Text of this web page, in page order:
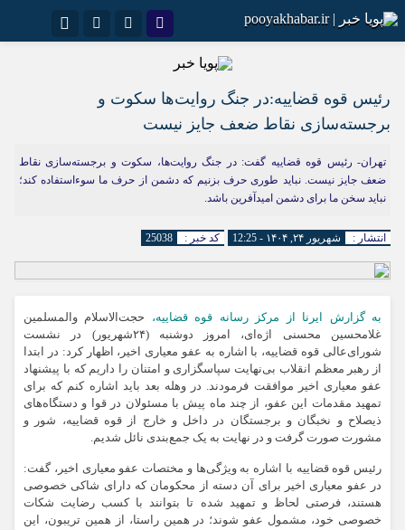
سروش ایتا
آپارات اپلیکیشن رمز عبور
مرا به خاطر بسپار
رئیس قوه قضاییه:در جنگ روایت‌ها سکوت و
برجسته‌سازی نقاط ضعف جایز نیست
تهران- رئیس قوه قضاییه گفت: در جنگ روایت‌ها، سکوت و برجسته‌سازی نقاط
ضعف جایز نیست. نباید طوری حرف بزنیم که دشمن از حرف ما سوء‌استفاده کند؛
نباید سخن ما برای دشمن امیدآفرین باشد.
انتشار : شهریور ۲۴, ۱۴۰۴ - 12:25 کد خبر : 25038
به گزارش ایرنا از مرکز رسانه قوه قضاییه،
حجت‌الاسلام والمسلمین
غلامحسین محسنی اژه‌ای، امروز دوشنبه (۲۴شهریور) در نشست
شورای‌عالی قوه قضاییه، با اشاره به عفو معیاری اخیر، اظهار کرد: در ابتدا
از رهبر معظم انقلاب بی‌نهایت سپاسگزاری و امتنان را داریم که با پیشنهاد
عفو معیاری اخیر موافقت فرمودند. در وهله بعد باید اشاره کنم که برای
تمهید مقدمات این عفو، از چند ماه پیش با مسئولان در قوا و دستگاه‌های
ذیصلاح و نخبگان و برجستگان در داخل و خارج از قوه قضاییه، شور و
مشورت صورت گرفت و در نهایت به یک جمع‌بندی نائل شدیم.
رئیس قوه قضاییه با اشاره به ویژگی‌ها و مختصات عفو معیاری اخیر، گفت:
در عفو معیاری اخیر برای آن دسته از محکومان که دارای شاکی خصوصی
هستند، فرصتی لحاظ و تمهید شده تا بتوانند با کسب رضایت شکات
خصوصی خود، مشمول عفو شوند؛ در همین راستا، از همین تریبون، این